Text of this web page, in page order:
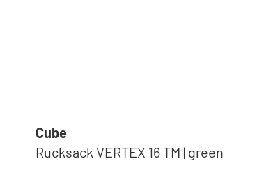
Cube
Rucksack VERTEX 16 TM | green